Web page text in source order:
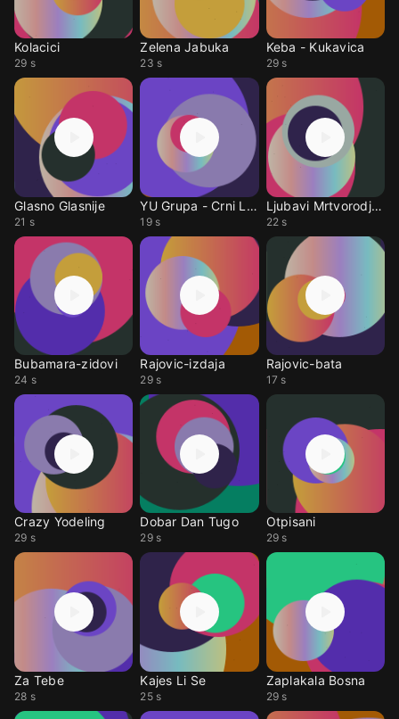
Kolacici
29 s
Zelena Jabuka
23 s
Keba - Kukavica
29 s
Glasno Glasnije
21 s
YU Grupa - Crni Leptir
19 s
Ljubavi Mrtvorodjene
22 s
Bubamara-zidovi
24 s
Rajovic-izdaja
29 s
Rajovic-bata
17 s
Crazy Yodeling
29 s
Dobar Dan Tugo
29 s
Otpisani
29 s
Za Tebe
28 s
Kajes Li Se
25 s
Zaplakala Bosna
29 s